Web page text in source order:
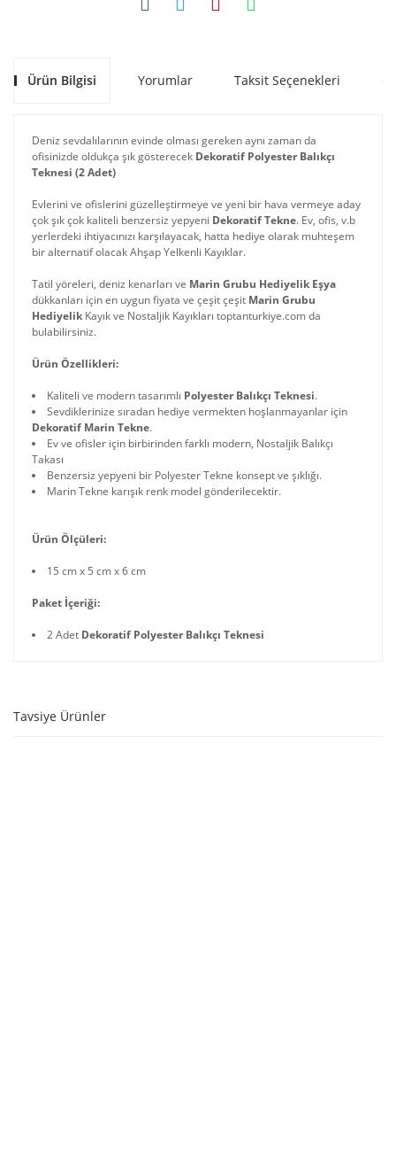
Ürün Bilgisi Yorumlar Taksit Seçenekleri
Deniz sevdalılarının evinde olması gereken aynı zaman da
ofisinizde oldukça şık gösterecek Dekoratif Polyester Balıkçı
Teknesi (2 Adet)
Evlerini ve ofislerini güzelleştirmeye ve yeni bir hava vermeye aday
çok şık çok kaliteli benzersiz yepyeni Dekoratif Tekne. Ev, ofis, v.b
yerlerdeki ihtiyacınızı karşılayacak, hatta hediye olarak muhteşem
bir alternatif olacak Ahşap Yelkenli Kayıklar.
Tatil yöreleri, deniz kenarları ve Marin Grubu Hediyelik Eşya
dükkanları için en uygun fiyata ve çeşit çeşit Marin Grubu
Hediyelik Kayık ve Nostaljik Kayıkları toptanturkiye.com da
bulabilirsiniz.
Ürün Özellikleri:
Kaliteli ve modern tasarımlı Polyester Balıkçı Teknesi.
Sevdiklerinize sıradan hediye vermekten hoşlanmayanlar için
Dekoratif Marin Tekne.
Ev ve ofisler için birbirinden farklı modern, Nostaljik Balıkçı
Takası
Benzersiz yepyeni bir Polyester Tekne konsept ve şıklığı.
Marin Tekne karışık renk model gönderilecektir.
Ürün Ölçüleri:
15 cm x 5 cm x 6 cm
Paket İçeriği:
2 Adet Dekoratif Polyester Balıkçı Teknesi
Tavsiye Ürünler